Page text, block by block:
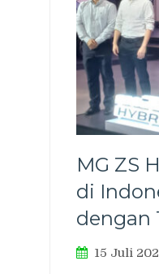
MG ZS
di
dengan
15 Juli